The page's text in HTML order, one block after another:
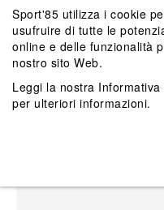
Sport'85 utilizza i cookie
usufruire di tutte le
online e delle funzionalità
nostro sito Web.
Leggi la nostra
per ulteriori informazioni.